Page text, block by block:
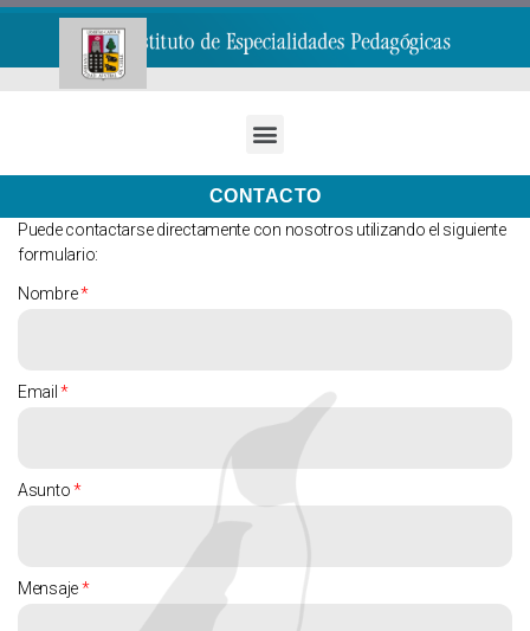
CONTACTO
Puede contactarse directamente con nosotros utilizando el siguiente
formulario:
Nombre
Email
Asunto
Mensaje